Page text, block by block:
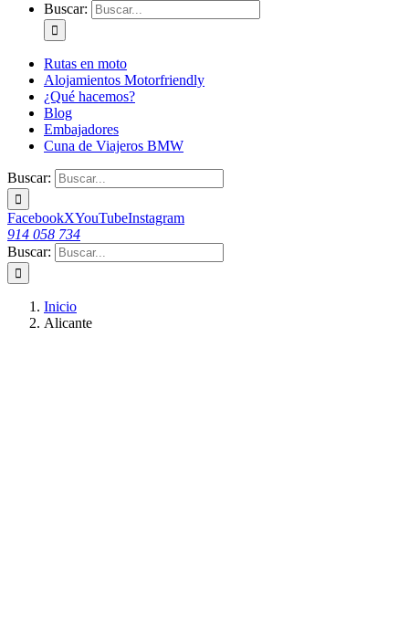
Buscar:
Rutas en moto
Alojamientos Motorfriendly
¿Qué hacemos?
Blog
Embajadores
Cuna de Viajeros BMW
Buscar:
FacebookXYouTubeInstagram
914 058 734
Buscar:
Inicio
Alicante